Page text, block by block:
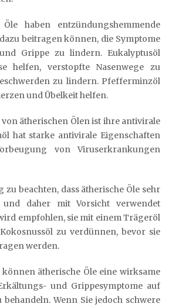
haben entzündungshemmende
beitragen können, die Symptome
Grippe zu lindern. Eukalyptusöl
helfen, verstopfte Nasenwege zu
zu lindern. Pfefferminzöl
und Übelkeit helfen.
ätherischen Ölen ist ihre antivirale
hat starke antivirale Eigenschaften
von Viruserkrankungen
zu beachten, dass ätherische Öle sehr
daher mit Vorsicht verwendet
empfohlen, sie mit einem Trägeröl
zu verdünnen, bevor sie
werden.
ätherische Öle eine wirksame
und Grippesymptome auf
behandeln. Wenn Sie jedoch schwere